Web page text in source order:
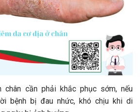
cần phải khắc phục sớm, nếu
bệnh bị đau nhức, khó chịu khi di